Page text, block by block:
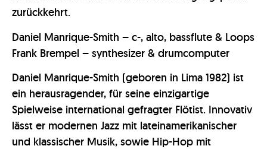
zurückkehrt.
Daniel Manrique-Smith – c-, alto, bassflute & Loops
Frank Brempel – synthesizer & drumcomputer
Daniel Manrique-Smith (geboren in Lima 1982) ist
ein herausragender, für seine einzigartige
Spielweise international gefragter Flötist. Innovativ
lässt er modernen Jazz mit lateinamerikanischer
und klassischer Musik, sowie Hip-Hop mit